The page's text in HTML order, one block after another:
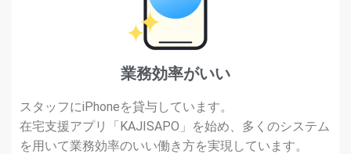
業務効率がいい
スタッフにiPhoneを貸与しています。
在宅支援アプリ「KAJISAPO」を始め、多くのシステム
を用いて業務効率のいい働き方を実現しています。